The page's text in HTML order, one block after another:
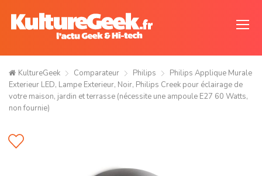
KultureGeek Comparateur Philips
Philips Applique Murale
Exterieur LED, Lampe Exterieur, Noir, Philips Creek pour éclairage de
votre maison, jardin et terrasse (nécessite une ampoule E27 60 Watts,
non fournie)